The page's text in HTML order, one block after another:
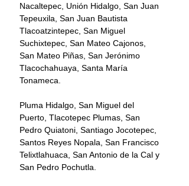
Nacaltepec, Unión Hidalgo, San Juan
Tepeuxila, San Juan Bautista
Tlacoatzintepec, San Miguel
Suchixtepec, San Mateo Cajonos,
San Mateo Piñas, San Jerónimo
Tlacochahuaya, Santa María
Tonameca.
Pluma Hidalgo, San Miguel del
Puerto, Tlacotepec Plumas, San
Pedro Quiatoni, Santiago Jocotepec,
Santos Reyes Nopala, San Francisco
Telixtlahuaca, San Antonio de la Cal y
San Pedro Pochutla.